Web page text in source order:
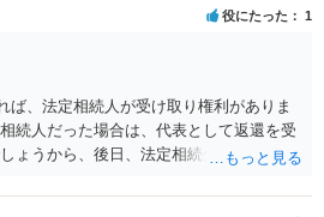
役にたった 1
ば、法定相続人が受け取り権利がありま
続人だった場合は、代表として返還を受
ょうから、後日、法定相続分に基づいて